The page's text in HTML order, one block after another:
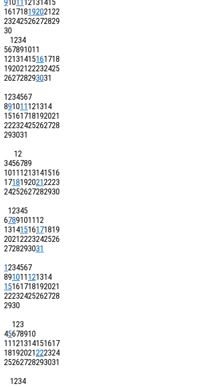
91011 12131415
16171819202122
23242526272829
30
1234
567891011
12131415161718
19202122232425
262728293031
1234567
891011121314
15161718192021
22232425262728
293031
12
3456789
10111213141516
17181920212223
24252627282930
12345
6789101112
13141516171819
20212223242526
2728293031
1234567
891011121314
15161718192021
22232425262728
2930
123
45678910
11121314151617
18192021222324
25262728293031
1234